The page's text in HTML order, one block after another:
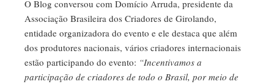
O Blog conversou com Domício Arruda, presidente da
Associação Brasileira dos Criadores de Girolando,
entidade organizadora do evento e ele destaca que além
dos produtores nacionais, vários criadores internacionais
estão participando do evento: “Incentivamos a
participação de criadores de todo o Brasil, por meio de